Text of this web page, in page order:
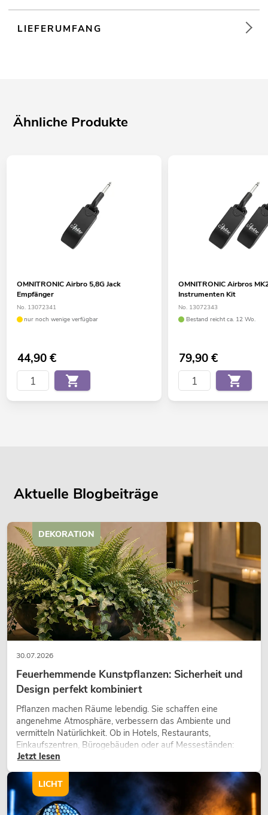
LIEFERUMFANG
Ähnliche Produkte
OMNITRONIC Airbro 5,8G Jack
Empfänger
No. 13072341
nur noch wenige verfügbar
44,90€
OMNITRONIC Airbros
Instrumenten Kit
No. 13072343
Bestand reicht ca. 12 Wo.
79,90€
Aktuelle Blogbeiträge
30.07.2026
Feuerhemmende Kunstpflanzen: Sicherheit und
Design perfekt kombiniert
Pflanzen machen Räume lebendig. Sie schaffen eine
angenehme Atmosphäre, verbessern das Ambiente und
vermitteln Natürlichkeit. Ob in Hotels, Restaurants,
Einkaufszentren, Bürogebäuden oder auf Messeständen:
eine hochwertige Begrünung gehört heute längst zum
modernen Raumkonzept.
Jetzt lesen
DEKORATION
LICHT